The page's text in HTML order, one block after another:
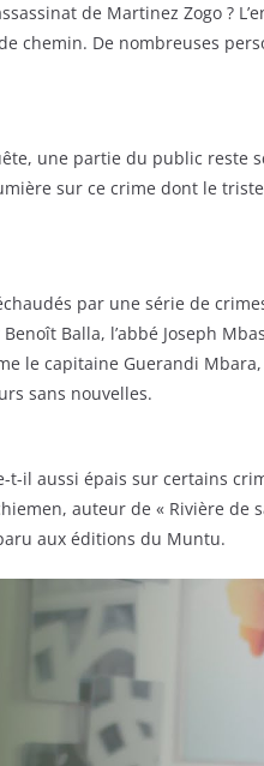
de Martinez Zogo ?
chemin. De nombreuses
une partie du public reste
sur ce crime dont le
par une série de
Balla, l’abbé Joseph
le capitaine Guerandi
sans nouvelles.
il aussi épais sur certains
auteur de « Rivière de
aux éditions du Muntu.